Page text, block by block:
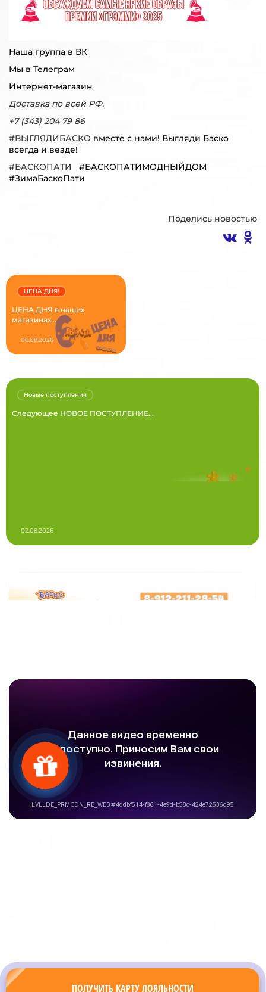
Наша группа в ВК
Мы в Телеграм
Интернет-магазин
Доставка по всей РФ.
+7 (343) 204 79 86
#ВЫГЛЯДИБАСКО вместе с нами! Выгляди Баско
всегда и везде!
#БАСКОПАТИ
#БАСКОПАТИМОДНЫЙДОМ
#ЗимаБаскоПати
Поделись новостью
ЦЕНА ДНЯ в наших
магазинах...
ЦЕНА ДНЯ!
06.08.2026
Следующее НОВОЕ ПОСТУПЛЕНИЕ...
Новые поступления
02.08.2026
ПОЛУЧИТЬ КАРТУ ЛОЯЛЬНОСТИ